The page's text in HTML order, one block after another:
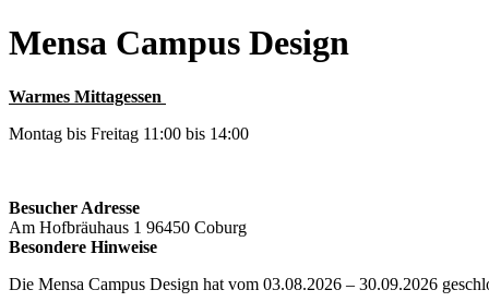
Mensa Campus Design
Warmes Mittagessen
Montag bis Freitag 11:00 bis 14:00
Besucher Adresse
Am Hofbräuhaus 1 96450 Coburg
Besondere Hinweise
Die Mensa Campus Design hat vom 03.08.2026 – 30.09.2026